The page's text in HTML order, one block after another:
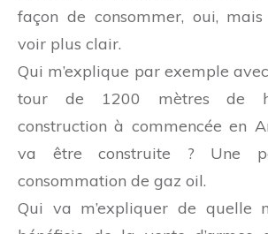
façon de consommer, oui, mais
voir plus clair.
Qui m’explique par exemple
tour de 1200 mètres de
construction à commencée en
va être construite ? Une
consommation de gaz oil.
Qui va m’expliquer de quelle